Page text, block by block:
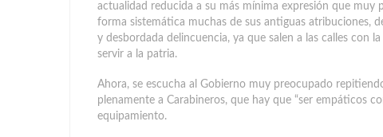
actualidad reducida a su más mínima expresión que
forma sistemática muchas de sus antiguas atribuciones,
y desbordada delincuencia, ya que salen a las calles con
servir a la patria.
Ahora, se escucha al Gobierno muy preocupado
plenamente a Carabineros, que hay que “ser empáticos
equipamiento.